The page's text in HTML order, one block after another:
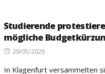
Studierende
mögliche
Posted
29/05/2026
In Klagenfurt versammelten